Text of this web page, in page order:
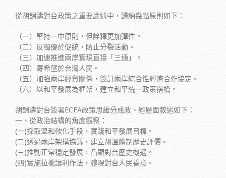
從胡錦濤對台政策之重要論述中，歸納幾點原則如下：
（一）堅持一中原則，但詮釋更加彈性。
（二）反獨優於促統，防止分裂活動。
（三）加速推進兩岸實現直接「三通」。
（四）寄希望於台灣人民。
（五）加強兩岸經貿關係，簽訂兩岸綜合性經濟合作協定。
（六）以和平發展為框架，建立和平統一政策搭橋。
胡錦濤對台簽署ECFA政策思維分成政、經層面敘述如下：
一、從政治結構的角度觀察：
(一)採取溫和軟化手段，實踐和平發展目標。
(二)透過兩岸架構協議，建立胡溫體制歷史評價。
(三)推動正常穩定發展，凸顯對台歷史機遇。
(四)實施拉攏讓利作法，體現對台人民善意。